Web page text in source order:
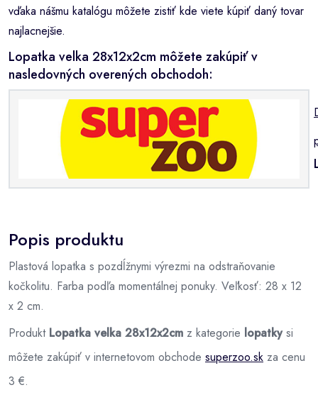
vďaka nášmu katalógu môžete zistiť kde viete kúpiť daný tovar
najlacnejšie.
Lopatka velka 28x12x2cm môžete zakúpiť v
nasledovných overených obchodoh:
Popis produktu
Plastová lopatka s pozdĺžnymi výrezmi na odstraňovanie
kočkolitu. Farba podľa momentálnej ponuky. Veľkosť: 28 x 12
x 2 cm.
Produkt Lopatka velka 28x12x2cm z kategorie lopatkysi
môžete zakúpiť v internetovom obchode superzoo.sk za cenu
3 €.